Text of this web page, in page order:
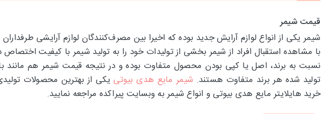
قیمت شیمر
شیمر یکی از انواع لوازم آرایش جدید بوده که اخیرا بین مصرف‌کنندگان لوازم آرایشی
با مشاهده استقبال افراد از شیمر بخشی از تولیدات خود را به تولید شیمر با کیفیت اختصاص
نسبت به برند، اصل یا کپی بودن محصول متفاوت بوده و در نتیجه قیمت شیمر هم مانند
تولید شده هر برند متفاوت هستند. شیمر مایع هدی بیوتی یکی از بهترین محصولات
خرید هایلایتر مایع هدی بیوتی و انواع شیمر به وبسایت پیراکده مراجعه نمایید.